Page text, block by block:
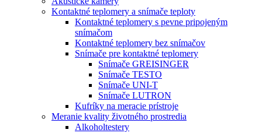
Kontaktné teplomery a snímače teploty
Kontaktné teplomery s pevne pripojeným
snímačom
Kontaktné teplomery bez snímačov
Snímače pre kontaktné teplomery
Snímače GREISINGER
Snímače TESTO
Snímače UNI-T
Snímače LUTRON
Kufríky na meracie prístroje
Meranie kvality životného prostredia
Alkoholtestery